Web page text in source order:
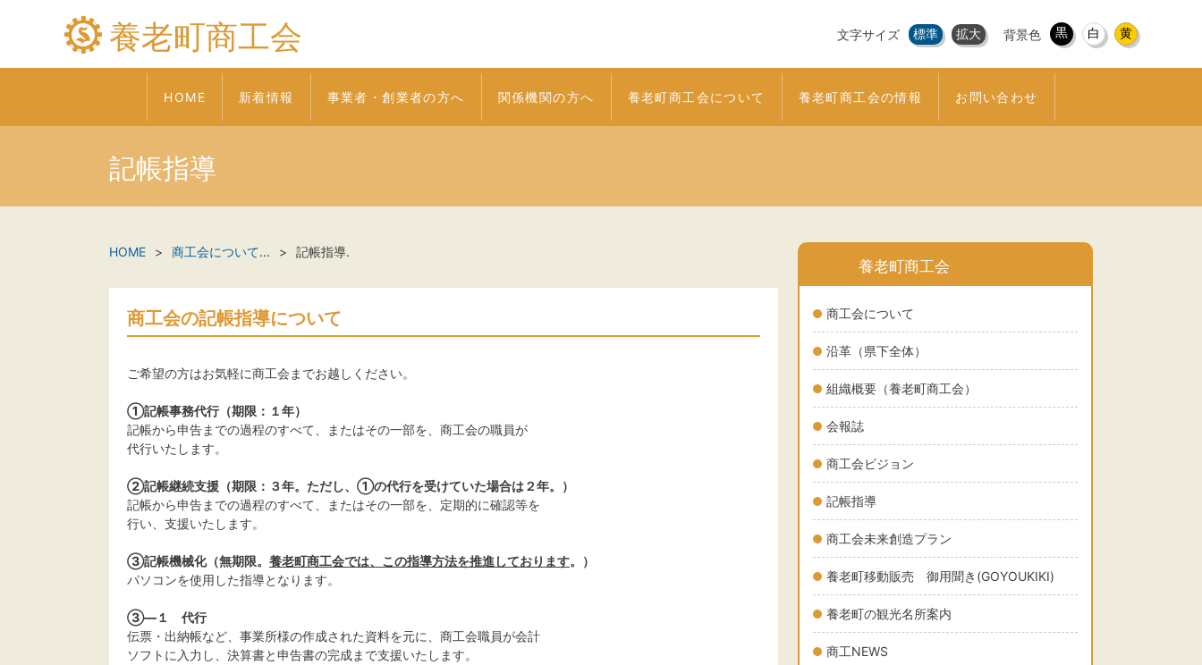
養老町商工会 文字サイズ 標準 拡大 背景色 黒 白 黄
HOME 新着情報 事業者・創業者の方へ 関係機関の方へ 養老町商工会について 養老町商工会の情報 お問い合わせ
記帳指導
養老町商工会
商工会について
沿革（県下全体）
組織概要（養老町商工会）
会報誌
商工会ビジョン
記帳指導
商工会未来創造プラン
養老町移動販売 御用聞き(GOYOUKIKI)
養老町の観光名所案内
商工NEWS
HOME 商工会について... 記帳指導.
商工会の記帳指導について
ご希望の方はお気軽に商工会までお越しください。
①記帳事務代行（期限：１年）
記帳から申告までの過程のすべて、またはその一部を、商工会の職員が
代行いたします。
②記帳継続支援（期限：３年。ただし、①の代行を受けていた場合は２年。）
記帳から申告までの過程のすべて、またはその一部を、定期的に確認等を
行い、支援いたします。
③記帳機械化（無期限。 養老町商工会では、この指導方法を推進しております。）
パソコンを使用した指導となります。
③―１ 代行
伝票・出納帳など、事業所様の作成された資料を元に、商工会職員が会計
ソフトに入力し、決算書と申告書の完成まで支援いたします。